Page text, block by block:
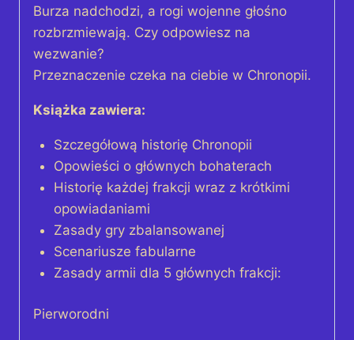
Burza nadchodzi, a rogi wojenne głośno
rozbrzmiewają. Czy odpowiesz na
wezwanie?
Przeznaczenie czeka na ciebie w Chronopii.
Książka zawiera:
Szczegółową historię Chronopii
Opowieści o głównych bohaterach
Historię każdej frakcji wraz z krótkimi
opowiadaniami
Zasady gry zbalansowanej
Scenariusze fabularne
Zasady armii dla 5 głównych frakcji:
Pierworodni